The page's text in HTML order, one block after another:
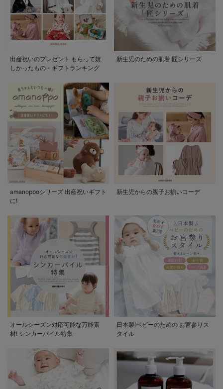
出産祝いのプレゼント もらって嬉
しかったもの・ギフトランキング
新生児のための肌着 匠シリーズ
amanoppoシリーズ 出産祝いギフト
に!
新生児からの親子お揃いコーデ
オールシーズン対応可能な万能素
材! シンカーパイル特集
日本製!ベビーのための お宮参りス
タイル